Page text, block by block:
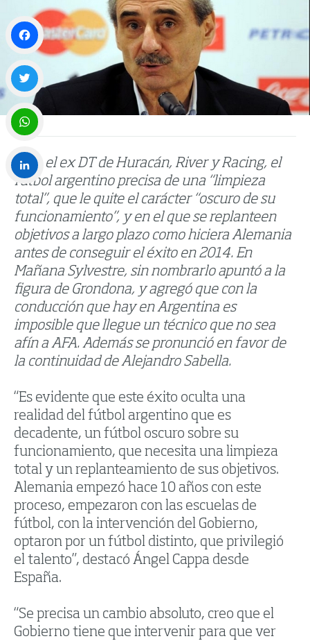
Para el ex DT de Huracán, River y Racing, el
fútbol argentino precisa de una “limpieza
total”, que le quite el carácter “oscuro de su
funcionamiento”, y en el que se replanteen
objetivos a largo plazo como hiciera Alemania
antes de conseguir el éxito en 2014. En
Mañana Sylvestre, sin nombrarlo apuntó a la
figura de Grondona, y agregó que con la
conducción que hay en Argentina es
imposible que llegue un técnico que no sea
afín a AFA. Además se pronunció en favor de
la continuidad de Alejandro Sabella.
“Es evidente que este éxito oculta una
realidad del fútbol argentino que es
decadente, un fútbol oscuro sobre su
funcionamiento, que necesita una limpieza
total y un replanteamiento de sus objetivos.
Alemania empezó hace 10 años con este
proceso, empezaron con las escuelas de
fútbol, con la intervención del Gobierno,
optaron por un fútbol distinto, que privilegió
el talento”, destacó Ángel Cappa desde
España.
“Se precisa un cambio absoluto, creo que el
Gobierno tiene que intervenir para que ver
Facebook
Twitter
WhatsApp
LinkedIn